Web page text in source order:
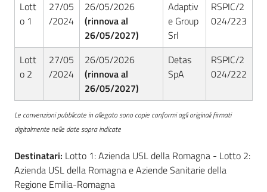
Lott
o 1
27/05
/2024
26/05/2026
(rinnova al
26/05/2027)
Adaptiv
e Group
Srl
RSPIC/2
024/223
Lott
o 2
27/05
/2024
26/05/2026
(rinnova al
26/05/2027)
Detas
SpA
RSPIC/2
024/222
Le convenzioni pubblicate in allegato sono copie conformi agli originali firmati
digitalmente nelle date sopra indicate
Destinatari: Lotto 1: Azienda USL della Romagna - Lotto 2:
Azienda USL della Romagna e Aziende Sanitarie della
Regione Emilia-Romagna